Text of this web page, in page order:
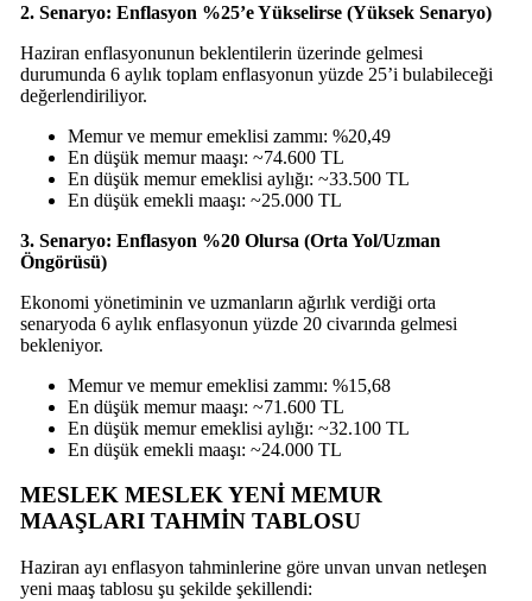
2. Senaryo: Enflasyon %25’e Yükselirse (Yüksek Senaryo)
Haziran enflasyonunun beklentilerin üzerinde gelmesi
durumunda 6 aylık toplam enflasyonun yüzde 25’i bulabileceği
değerlendiriliyor.
Memur ve memur emeklisi zammı: %20,49
En düşük memur maaşı: ~74.600 TL
En düşük memur emeklisi aylığı: ~33.500 TL
En düşük emekli maaşı: ~25.000 TL
3. Senaryo: Enflasyon %20 Olursa (Orta Yol/Uzman
Öngörüsü)
Ekonomi yönetiminin ve uzmanların ağırlık verdiği orta
senaryoda 6 aylık enflasyonun yüzde 20 civarında gelmesi
bekleniyor.
Memur ve memur emeklisi zammı: %15,68
En düşük memur maaşı: ~71.600 TL
En düşük memur emeklisi aylığı: ~32.100 TL
En düşük emekli maaşı: ~24.000 TL
MESLEK MESLEK YENİ MEMUR
MAAŞLARI TAHMİN TABLOSU
Haziran ayı enflasyon tahminlerine göre unvan unvan netleşen
yeni maaş tablosu şu şekilde şekillendi: